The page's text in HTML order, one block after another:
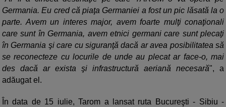
Germania. Eu cred că piaţa Germaniei a fost un pic lăsată la o
parte. Avem un interes major, avem foarte mulţi conaţionali
care sunt în Germania, avem etnici germani care sunt plecaţi
în Germania şi care cu siguranţă dacă ar avea posibilitatea să
se reconecteze cu locurile de unde au plecat ar face-o, mai
des dacă ar exista şi infrastructură aeriană necesară", a
adăugat el.
În data de 15 iulie, Tarom a lansat ruta Bucureşti - Sibiu -